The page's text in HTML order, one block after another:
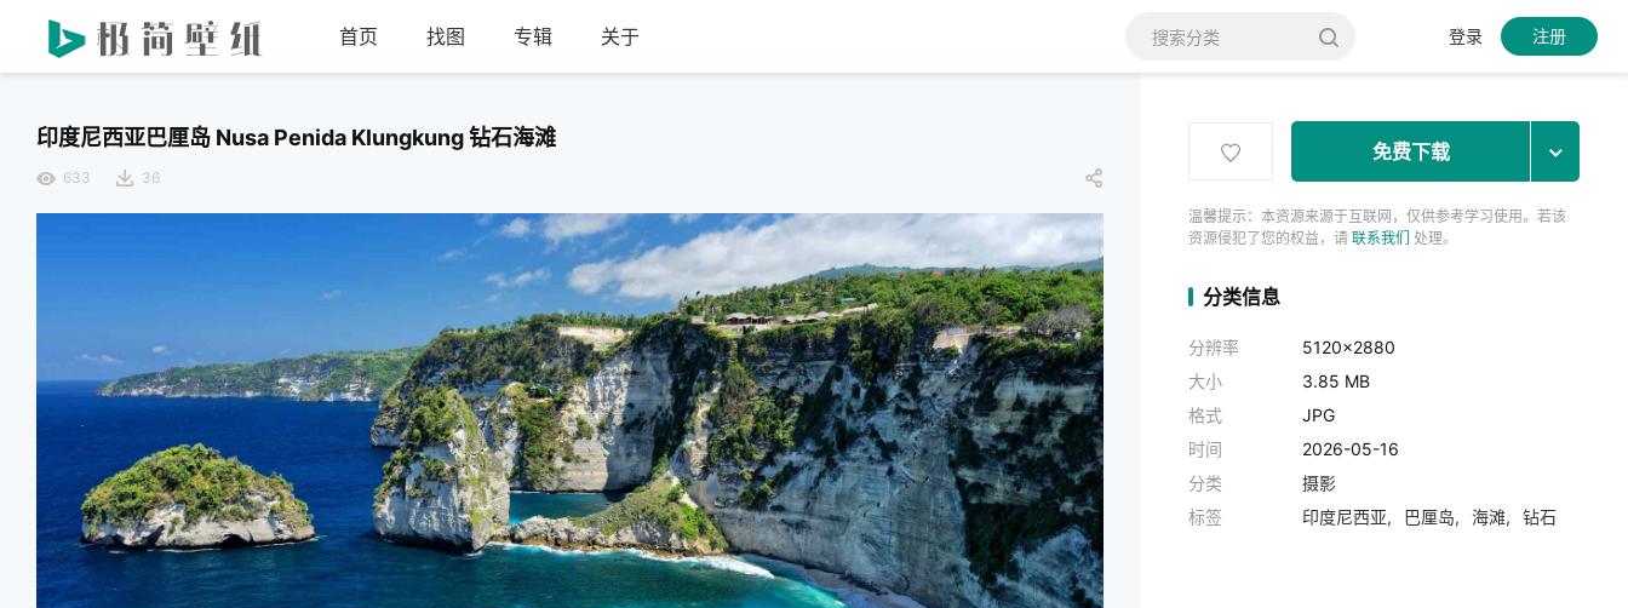
首页 找图 专辑 关于 登录 注册
印度尼西亚巴厘岛 Nusa Penida Klungkung 钻石海滩
633 36
免费下载
温馨提示：本资源来源于互联网，仅供参考学习使用。若该
资源侵犯了您的权益，请联系我们 处理。
分类信息
分辨率
5120x2880
大小
3.85 MB
格式
JPG
时间
2026-05-16
分类
摄影
标签
印度尼西亚 巴厘岛 海滩 钻石